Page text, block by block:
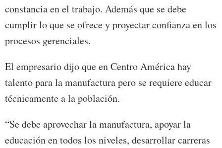
constancia en el trabajo. Además que se debe
cumplir lo que se ofrece y proyectar confianza en los
procesos gerenciales.
El empresario dijo que en Centro América hay
talento para la manufactura pero se requiere educar
técnicamente a la población.
“Se debe aprovechar la manufactura, apoyar la
educación en todos los niveles, desarrollar carreras